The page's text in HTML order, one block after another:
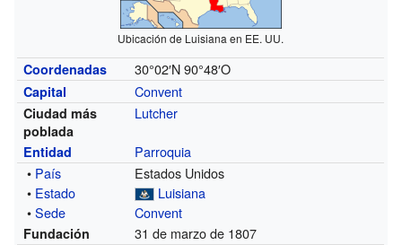
Ubicación de Luisiana en EE. UU.
Coordenadas 30°02′N 90°48′O
Capital Convent
Ciudad más
poblada
Lutcher
Entidad
Parroquia
• País
Estados Unidos
• Estado
Luisiana
•Sede Convent
Fundación 31 de marzo de 1807